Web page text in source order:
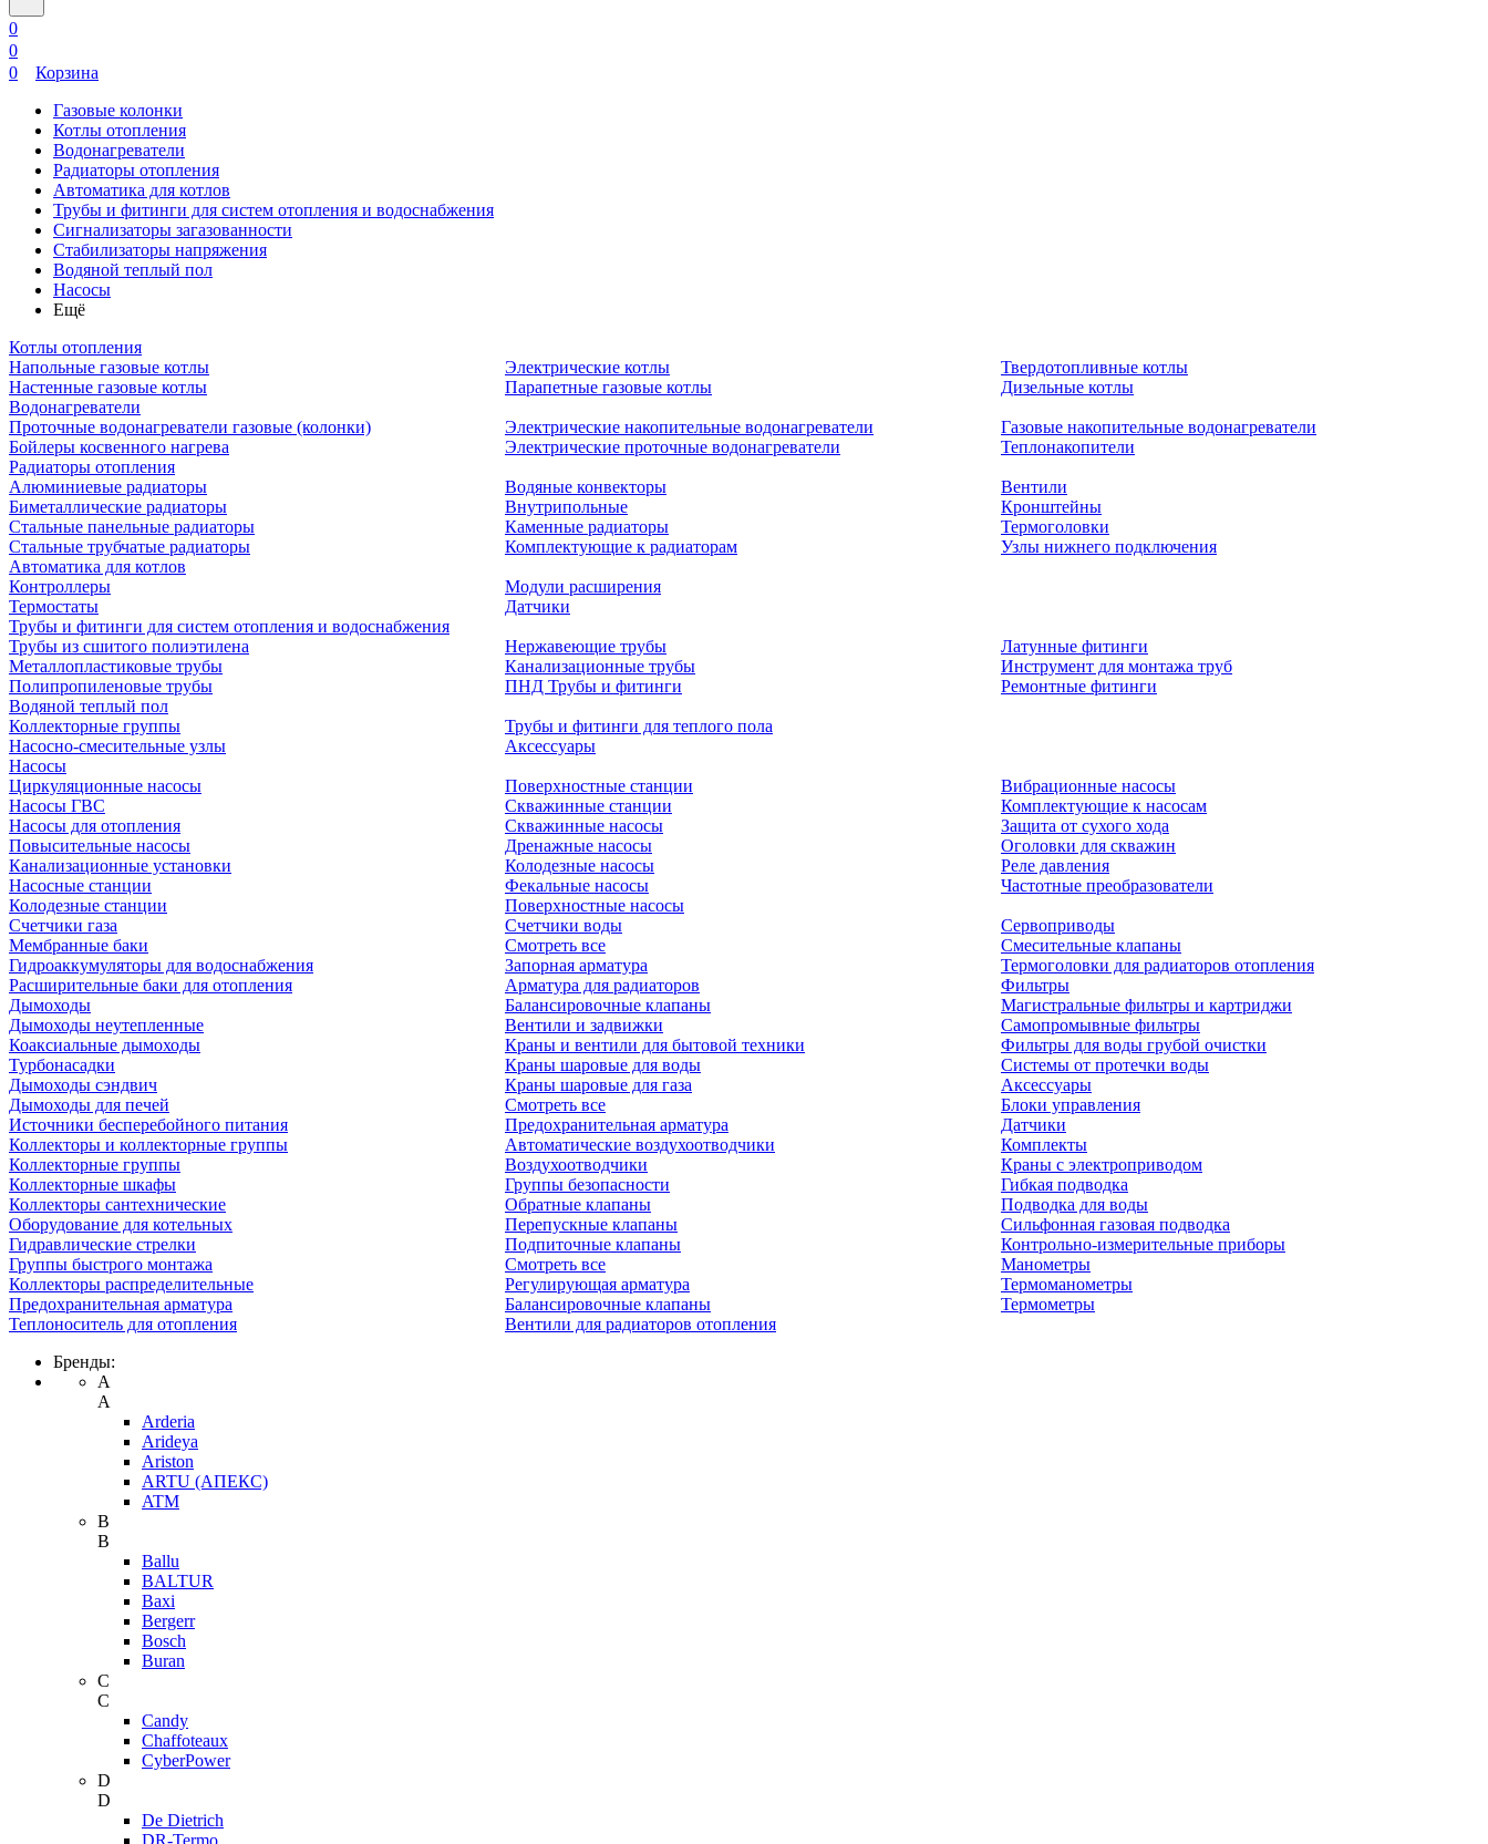
0
0
0
Корзина
Газовые колонки
Котлы отопления
Водонагреватели
Радиаторы отопления
Автоматика для котлов
Трубы и фитинги для систем отопления и водоснабжения
Сигнализаторы загазованности
Стабилизаторы напряжения
Водяной теплый пол
Насосы
Ещё
Котлы отопления
Напольные газовые котлы
Настенные газовые котлы
Электрические котлы
Парапетные газовые котлы
Твердотопливные котлы
Дизельные котлы
Водонагреватели
Проточные водонагреватели газовые (колонки)
Бойлеры косвенного нагрева
Электрические накопительные водонагреватели
Электрические проточные водонагреватели
Газовые накопительные водонагреватели
Теплонакопители
Радиаторы отопления
Алюминиевые радиаторы
Биметаллические радиаторы
Стальные панельные радиаторы
Стальные трубчатые радиаторы
Водяные конвекторы
Внутрипольные
Каменные радиаторы
Комплектующие к радиаторам
Вентили
Кронштейны
Термоголовки
Узлы нижнего подключения
Автоматика для котлов
Контроллеры
Термостаты
Модули расширения
Датчики
Трубы и фитинги для систем отопления и водоснабжения
Трубы из сшитого полиэтилена
Металлопластиковые трубы
Полипропиленовые трубы
Нержавеющие трубы
Канализационные трубы
ПНД Трубы и фитинги
Латунные фитинги
Инструмент для монтажа труб
Ремонтные фитинги
Водяной теплый пол
Коллекторные группы
Насосно-смесительные узлы
Трубы и фитинги для теплого пола
Аксессуары
Насосы
Циркуляционные насосы
Насосы ГВС
Насосы для отопления
Повысительные насосы
Канализационные установки
Насосные станции
Колодезные станции
Поверхностные станции
Скважинные станции
Скважинные насосы
Дренажные насосы
Колодезные насосы
Фекальные насосы
Поверхностные насосы
Вибрационные насосы
Комплектующие к насосам
Защита от сухого хода
Оголовки для скважин
Реле давления
Частотные преобразователи
Счетчики газа
Мембранные баки
Гидроаккумуляторы для водоснабжения
Расширительные баки для отопления
Дымоходы
Дымоходы неутепленные
Коаксиальные дымоходы
Турбонасадки
Дымоходы сэндвич
Дымоходы для печей
Источники бесперебойного питания
Коллекторы и коллекторные группы
Коллекторные группы
Коллекторные шкафы
Коллекторы сантехнические
Оборудование для котельных
Гидравлические стрелки
Группы быстрого монтажа
Коллекторы распределительные
Предохранительная арматура
Теплоноситель для отопления
Счетчики воды
Смотреть все
Запорная арматура
Арматура для радиаторов
Балансировочные клапаны
Вентили и задвижки
Краны и вентили для бытовой техники
Краны шаровые для воды
Краны шаровые для газа
Смотреть все
Предохранительная арматура
Автоматические воздухоотводчики
Воздухоотводчики
Группы безопасности
Обратные клапаны
Перепускные клапаны
Подпиточные клапаны
Смотреть все
Регулирующая арматура
Балансировочные клапаны
Вентили для радиаторов отопления
Сервоприводы
Смесительные клапаны
Термоголовки для радиаторов отопления
Фильтры
Магистральные фильтры и картриджи
Самопромывные фильтры
Фильтры для воды грубой очистки
Системы от протечки воды
Аксессуары
Блоки управления
Датчики
Комплекты
Краны с электроприводом
Гибкая подводка
Подводка для воды
Сильфонная газовая подводка
Контрольно-измерительные приборы
Манометры
Термоманометры
Термометры
Бренды:
A
A
Arderia
Arideya
Ariston
ARTU (АПЕКС)
ATM
B
B
Ballu
BALTUR
Baxi
Bergerr
Bosch
Buran
C
C
Candy
Chaffoteaux
CyberPower
D
D
De Dietrich
DR-Termo